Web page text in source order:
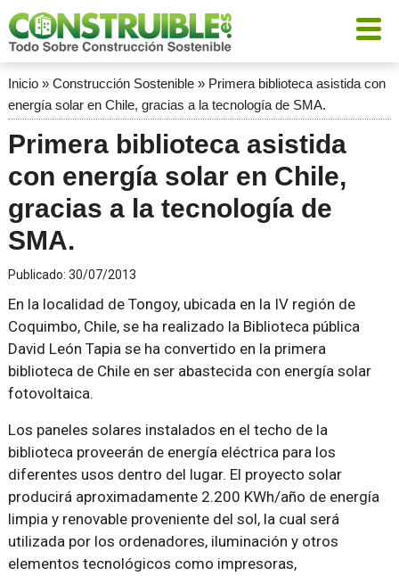
Inicio» Construcción Sostenible» Primera biblioteca asistida con
energía solar en Chile, gracias a la tecnología de SMA.
Primera biblioteca asistida
con energía solar en Chile,
gracias a la tecnología de
SMA.
Publicado: 30/07/2013
En la localidad de Tongoy, ubicada en la IV región de
Coquimbo, Chile, se ha realizado la Biblioteca pública
David León Tapia se ha convertido en la primera
biblioteca de Chile en ser abastecida con energía solar
fotovoltaica.
Los paneles solares instalados en el techo de la
biblioteca proveerán de energía eléctrica para los
diferentes usos dentro del lugar. El proyecto solar
producirá aproximadamente 2.200 KWh/año de energía
limpia y renovable proveniente del sol, la cual será
utilizada por los ordenadores, iluminación y otros
elementos tecnológicos como impresoras,